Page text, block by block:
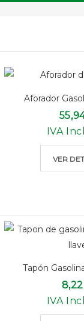
Aforador
IVA
VER
Tapón
IVA